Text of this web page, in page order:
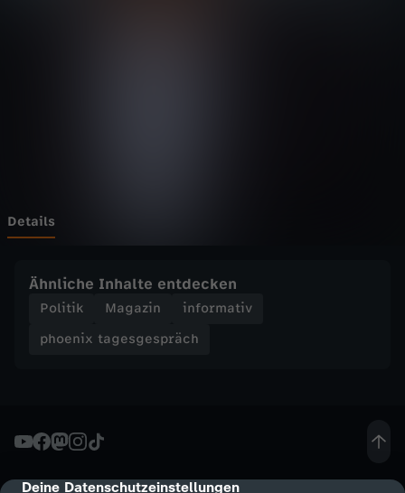
cmp-dialog-description
Deine Datenschutzeinstellungen
g
s
ä
Details
Ähnliche Inhalte entdecken
Politik Magazin
informativ
phoenix tagesgespräch